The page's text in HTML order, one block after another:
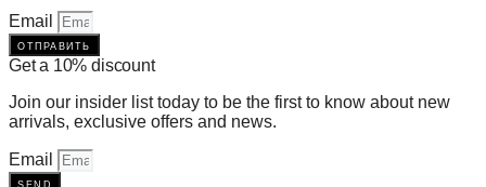
Email
отправить
Get a 10% discount
Join our insider list today to be the first to know about new
arrivals, exclusive offers and news.
Email
send